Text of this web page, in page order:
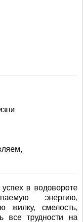
в водовороте
энергию,
жилку, смелость,
все трудности на